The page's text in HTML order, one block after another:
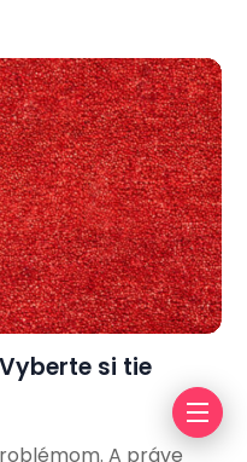
si tie
A práve